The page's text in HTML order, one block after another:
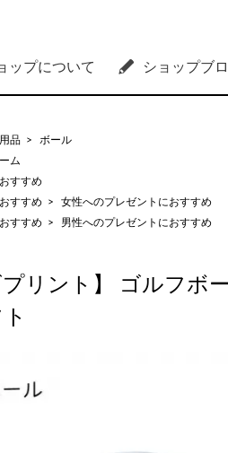
ップについて ショップブ
品 >
ボール
ム
すすめ
すすめ >
女性へのプレゼントにおすすめ
すすめ >
男性へのプレゼントにおすすめ
プリント】 ゴルフボ